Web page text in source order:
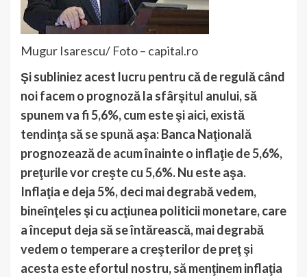
Mugur Isarescu/ Foto – capital.ro
Şi subliniez acest lucru pentru că de regulă când
noi facem o prognoză la sfârşitul anului, să
spunem va fi 5,6%, cum este şi aici, există
tendinţa să se spună aşa: Banca Naţională
prognozează de acum înainte o inflaţie de 5,6%,
preţurile vor creşte cu 5,6%. Nu este aşa.
Inflaţia e deja 5%, deci mai degrabă vedem,
bineînţeles şi cu acţiunea politicii monetare, care
a început deja să se întărească, mai degrabă
vedem o temperare a creşterilor de preţ şi
acesta este efortul nostru, să menţinem inflaţia